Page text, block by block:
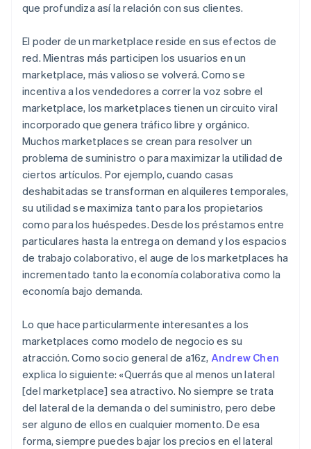
que profundiza así la relación con sus clientes.
El poder de un marketplace reside en sus efectos de
red. Mientras más participen los usuarios en un
marketplace, más valioso se volverá. Como se
incentiva a los vendedores a correr la voz sobre el
marketplace, los marketplaces tienen un circuito viral
incorporado que genera tráfico libre y orgánico.
Muchos marketplaces se crean para resolver un
problema de suministro o para maximizar la utilidad de
ciertos artículos. Por ejemplo, cuando casas
deshabitadas se transforman en alquileres temporales,
su utilidad se maximiza tanto para los propietarios
como para los huéspedes. Desde los préstamos entre
particulares hasta la entrega on demand y los espacios
de trabajo colaborativo, el auge de los marketplaces ha
incrementado tanto la economía colaborativa como la
economía bajo demanda.
Lo que hace particularmente interesantes a los
marketplaces como modelo de negocio es su
atracción. Como socio general de a16z, Andrew Chen
explica lo siguiente: «Querrás que al menos un lateral
[del marketplace] sea atractivo. No siempre se trata
del lateral de la demanda o del suministro, pero debe
ser alguno de ellos en cualquier momento. De esa
forma, siempre puedes bajar los precios en el lateral